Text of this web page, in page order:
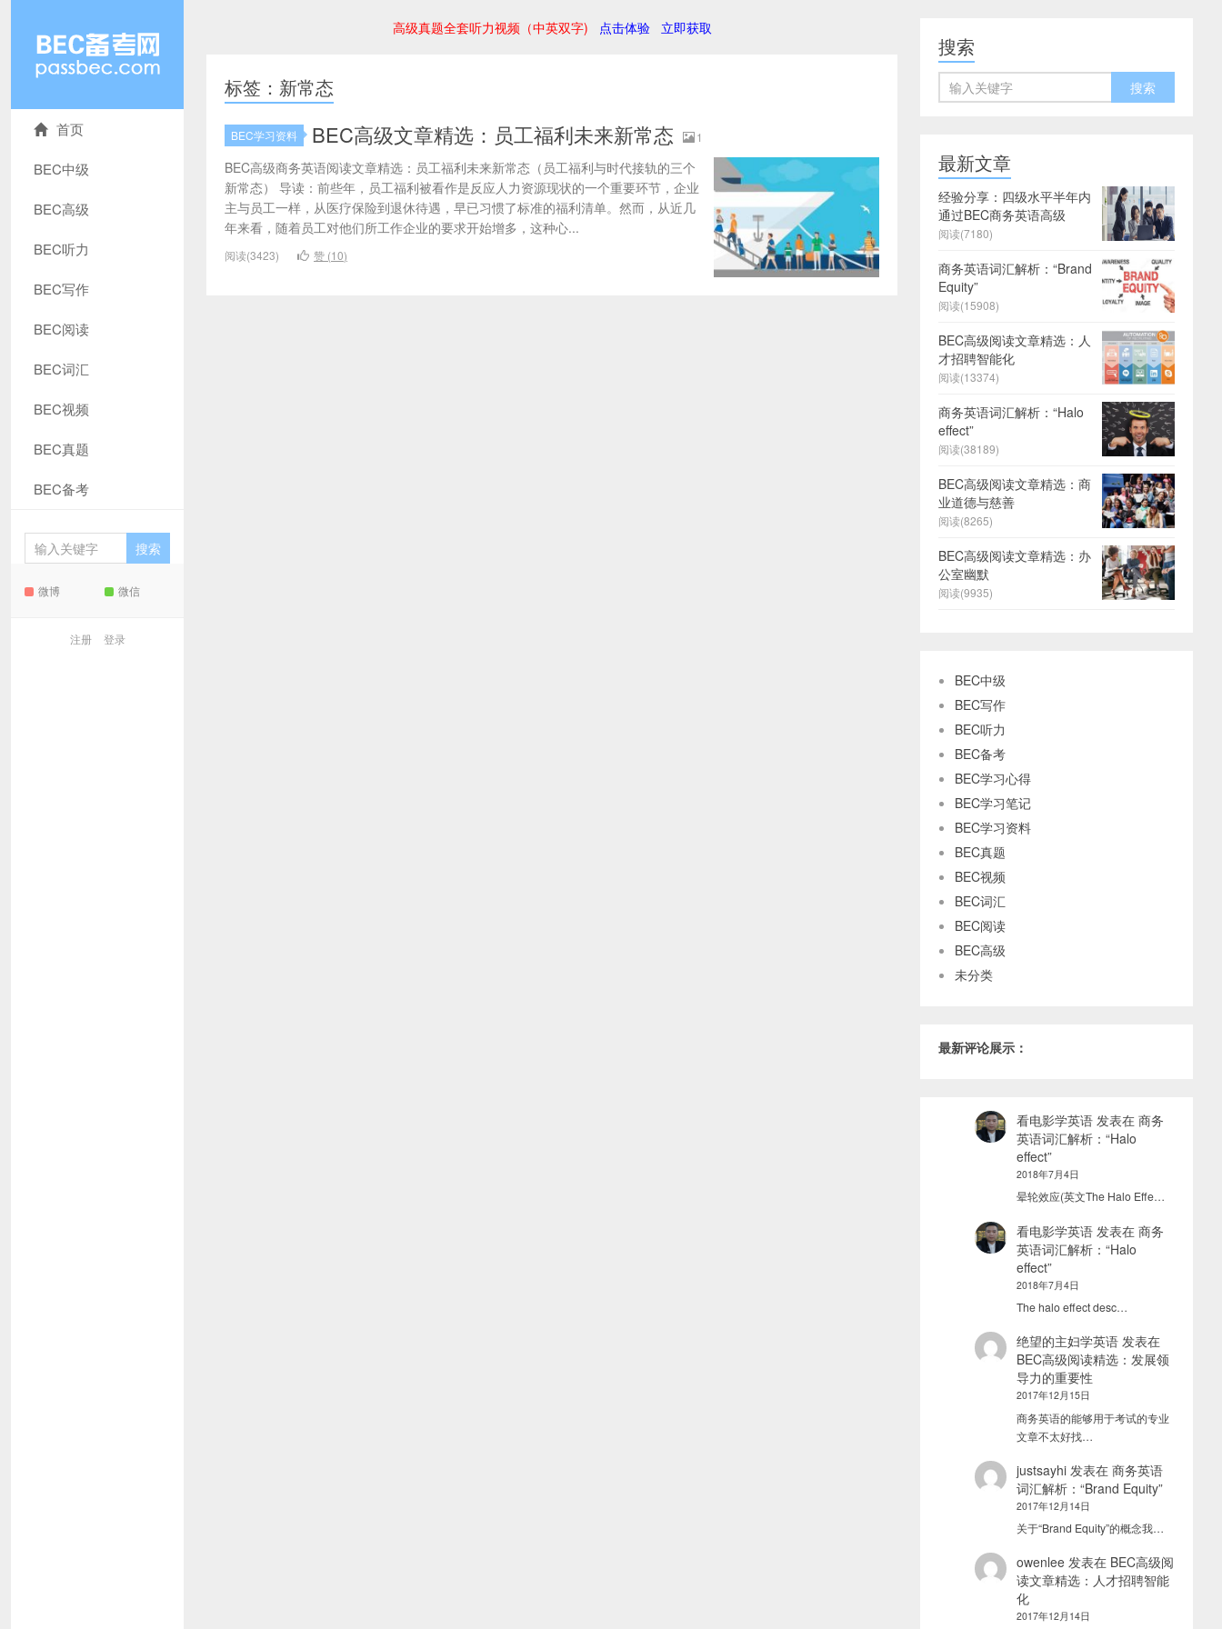
首页
BEC中级
BEC高级
BEC听力
BEC写作
BEC阅读
BEC词汇
BEC视频
BEC真题
BEC备考
微博 微信
注册 登录
高级真题全套听力视频（中英双字) 点击体验 立即获取
标签：新常态
BEC学习资料 BEC高级文章精选：员工福利未来新常态 1
BEC高级商务英语阅读文章精选：员工福利未来新常态（员工福利与时代接轨的三个
新常态） 导读：前些年，员工福利被看作是反应人力资源现状的一个重要环节，企业
主与员工一样，从医疗保险到退休待遇，早已习惯了标准的福利清单。然而，从近几
年来看，随着员工对他们所工作企业的要求开始增多，这种心...
阅读(3423) 赞 (10)
搜索
最新文章
经验分享：四级水平半年内
通过BEC商务英语高级
阅读(7180)
商务英语词汇解析：“Brand
Equity”
阅读(15908)
BEC高级阅读文章精选：人
才招聘智能化
阅读(13374)
商务英语词汇解析：“Halo
effect”
阅读(38189)
BEC高级阅读文章精选：商
业道德与慈善
阅读(8265)
BEC高级阅读文章精选：办
公室幽默
阅读(9935)
BEC中级
BEC写作
BEC听力
BEC备考
BEC学习心得
BEC学习笔记
BEC学习资料
BEC真题
BEC视频
BEC词汇
BEC阅读
BEC高级
未分类
最新评论展示：
看电影学英语发表在 商务
英语词汇解析：“Halo
effect”
2018年7月4日
晕轮效应(英文The Halo Effe…
看电影学英语发表在 商务
英语词汇解析：“Halo
effect”
2018年7月4日
The halo effect desc…
绝望的主妇学英语发表在
BEC高级阅读精选：发展领
导力的重要性
2017年12月15日
商务英语的能够用于考试的专业
文章不太好找…
justsayhi发表在 商务英语
词汇解析：“Brand Equity”
2017年12月14日
关于“Brand Equity”的概念我…
owenlee发表在 BEC高级阅
读文章精选：人才招聘智能
化
2017年12月14日